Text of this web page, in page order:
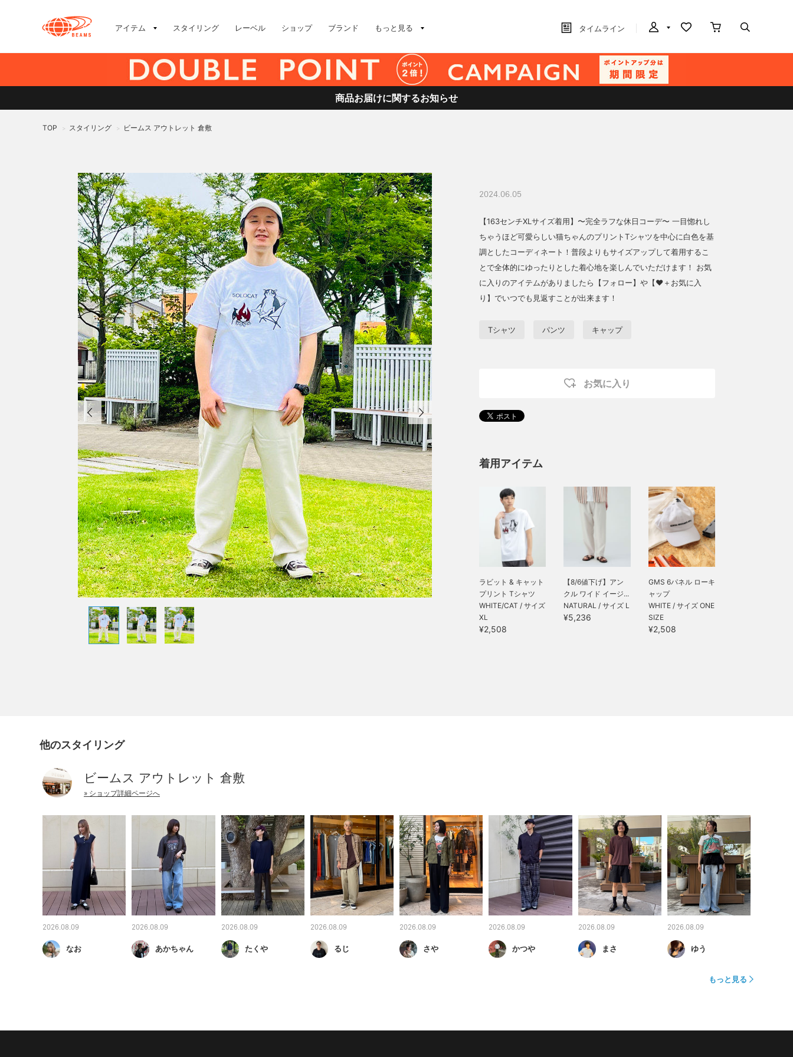
アイテム スタイリング レーベル ショップ ブランド もっと見る タイムライン
商品お届けに関するお知らせ
TOP > スタイリング > ビームス アウトレット 倉敷
2024.06.05
【163センチXLサイズ着用】〜完全ラフな休日コーデ〜 一目惚れし
ちゃうほど可愛らしい猫ちゃんのプリントTシャツを中心に白色を基
調としたコーディネート！普段よりもサイズアップして着用するこ
とで全体的にゆったりとした着心地を楽しんでいただけます！ お気
に入りのアイテムがありましたら【フォロー】や【♥＋お気に入
り】でいつでも見返すことが出来ます！
Tシャツ パンツ キャップ
お気に入り
着用アイテム
ラビット & キャット
プリント Tシャツ
WHITE/CAT / サイズ
XL
¥2,508
【8/6値下げ】アン
クル ワイド イージ...
NATURAL / サイズ L
¥5,236
GMS 6パネル ローキ
ャップ
WHITE / サイズ ONE
SIZE
¥2,508
他のスタイリング
ビームス アウトレット 倉敷
» ショップ詳細ページへ
2026.08.09
なお
2026.08.09
あかちゃん
2026.08.09
たくや
2026.08.09
るじ
2026.08.09
さや
2026.08.09
かつや
2026.08.09
まさ
2026.08.09
ゆう
もっと見る